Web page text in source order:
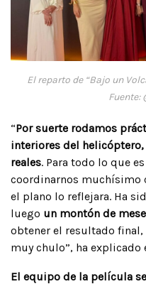
El reparto de “Bajo un
Fuente:
“Por suerte rodamos
interiores del
reales. Para todo lo que
coordinarnos muchísimo
el plano lo reflejara. Ha
luego un montón de
obtener el resultado final,
muy chulo”, ha
El equipo de la película